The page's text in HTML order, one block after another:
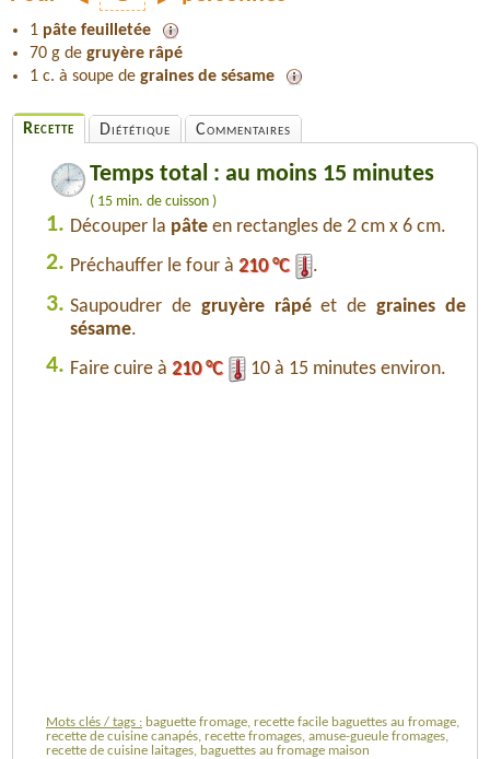
1 pâte feuilletée
70 g de gruyère râpé
1 c. à soupe de graines de sésame
Recette Diététique Commentaires
Temps total : au moins 15 minutes
( 15 min. de cuisson )
1. Découper la pâte en rectangles de 2 cm x 6 cm.
2. Préchauffer le four à 210 °C .
3. Saupoudrer de gruyère râpéet degraines de
sésame.
4. Faire cuire à 210 °C 10 à 15 minutes environ.
Mots clés / tags : baguette fromage, recette facile baguettes au fromage,
recette de cuisine canapés, recette fromages, amuse-gueule fromages,
recette de cuisine laitages, baguettes au fromage maison